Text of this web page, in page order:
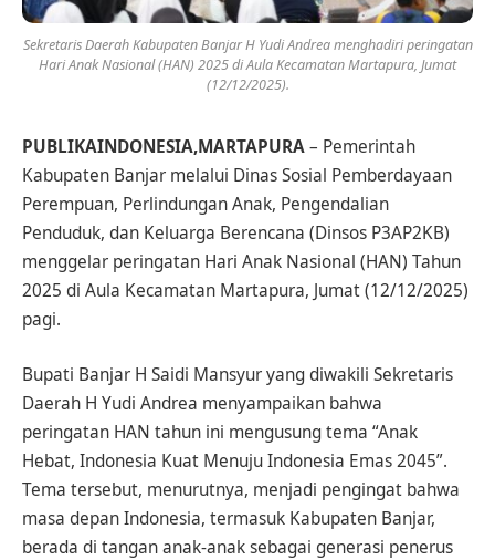
Sekretaris Daerah Kabupaten Banjar H Yudi Andrea menghadiri peringatan
Hari Anak Nasional (HAN) 2025 di Aula Kecamatan Martapura, Jumat
(12/12/2025).
PUBLIKAINDONESIA,MARTAPURA– Pemerintah
Kabupaten Banjar melalui Dinas Sosial Pemberdayaan
Perempuan, Perlindungan Anak, Pengendalian
Penduduk, dan Keluarga Berencana (Dinsos P3AP2KB)
menggelar peringatan Hari Anak Nasional (HAN) Tahun
2025 di Aula Kecamatan Martapura, Jumat (12/12/2025)
pagi.
Bupati Banjar H Saidi Mansyur yang diwakili Sekretaris
Daerah H Yudi Andrea menyampaikan bahwa
peringatan HAN tahun ini mengusung tema “Anak
Hebat, Indonesia Kuat Menuju Indonesia Emas 2045”.
Tema tersebut, menurutnya, menjadi pengingat bahwa
masa depan Indonesia, termasuk Kabupaten Banjar,
berada di tangan anak-anak sebagai generasi penerus